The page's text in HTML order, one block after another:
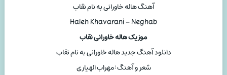
آهنگ هاله خاورانی به نام نقاب
Haleh Khavarani – Neghab
موزیک هاله خاورانی نقاب
دانلود آهنگ جدید هاله خاورانی به نام نقاب
شعر و آهنگ :مهراب الهیاری